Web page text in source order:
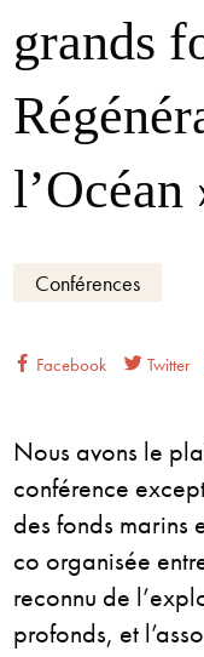
grands
l’Océan
Conférences
Facebook Twitter
Nous avons le
conférence
des fonds marins
co organisée
reconnu de
profonds, et